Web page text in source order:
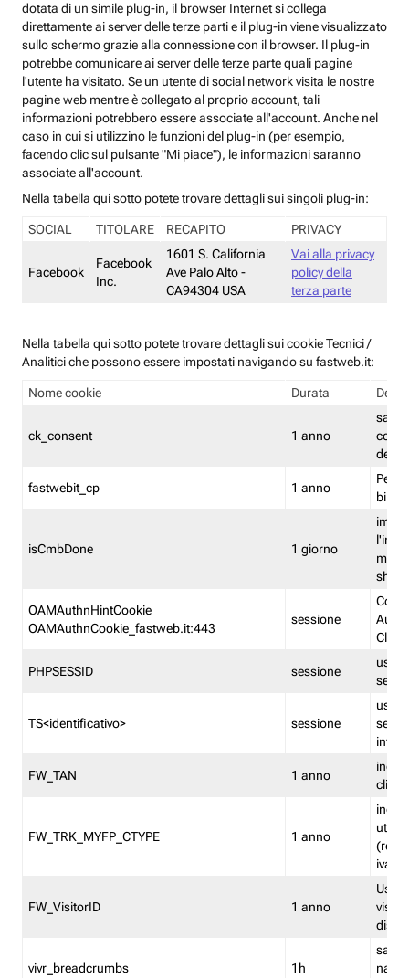
dotata di un simile plug-in, il browser Internet si collega
direttamente ai server delle terze parti e il plug-in viene visualizzato
sullo schermo grazie alla connessione con il browser. Il plug-in
potrebbe comunicare ai server delle terze parte quali pagine
l'utente ha visitato. Se un utente di social network visita le nostre
pagine web mentre è collegato al proprio account, tali
informazioni potrebbero essere associate all'account. Anche nel
caso in cui si utilizzino le funzioni del plug-in (per esempio,
facendo clic sul pulsante "Mi piace"), le informazioni saranno
associate all'account.
Nella tabella qui sotto potete trovare dettagli sui singoli plug-in:
SOCIAL TITOLARE RECAPITO PRIVACY
Facebook
Facebook
Inc.
1601 S. California
Ave Palo Alto -
CA94304 USA
Vai alla privacy
policy della
terza parte
Nella tabella qui sotto potete trovare dettagli sui cookie Tecnici /
Analitici che possono essere impostati navigando su fastweb.it:
Nome cookie Durata
ck_consent 1 anno
salva
dei
fastwebit_cp 1 anno
isCmbDone 1 giorno
shp
OAMAuthnHintCookie
OAMAuthnCookie_fastweb.it:443
sessione
PHPSESSID sessione
TS<identificativo> sessione
FW_TAN 1 anno
FW_TRK_MYFP_CTYPE 1 anno
iva/
FW_VisitorID 1 anno
vivr_breadcrumbs 1h
salva